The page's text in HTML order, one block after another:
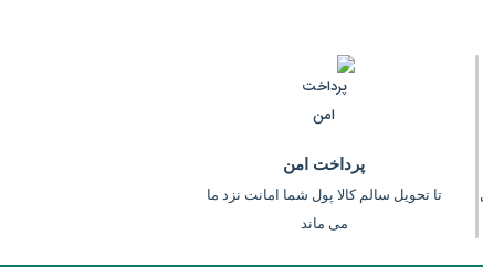
پرداخت امن
تا تحویل سالم کالا پول شما امانت نزد ما
می ماند